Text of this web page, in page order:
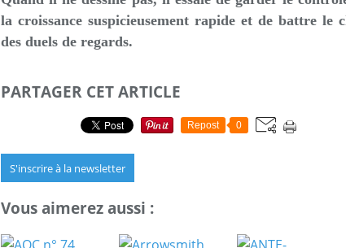
la croissance suspicieusement rapide et de battre le
des duels de regards.
PARTAGER CET ARTICLE
Repost 0
S'inscrire à la newsletter
Vous aimerez aussi :